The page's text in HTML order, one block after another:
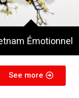
Émotionnel
See more